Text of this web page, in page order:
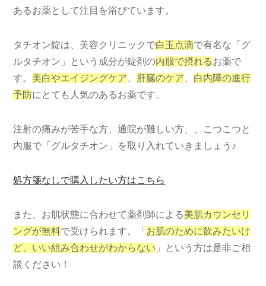
あるお薬として注目を浴びています。
タチオン錠は、美容クリニックで白玉点滴で有名な「グ
ルタチオン」という成分が錠剤の内服で摂れるお薬で
す。 美白やエイジングケア 肝臓のケア
白内障の進行
予防にとても人気のあるお薬です。
注射の痛みが苦手な方、通院が難しい方、、こつこつと
内服で「グルタチオン」を取り入れていきましょう♪
処方箋なしで購入したい方はこちら
また、お肌状態に合わせて薬剤師による美肌カウンセリ
ングが無料で受けられます。「 お肌のために飲みたいけ
ど、いい組み合わせがわからない 」という方は是非ご相
談ください！